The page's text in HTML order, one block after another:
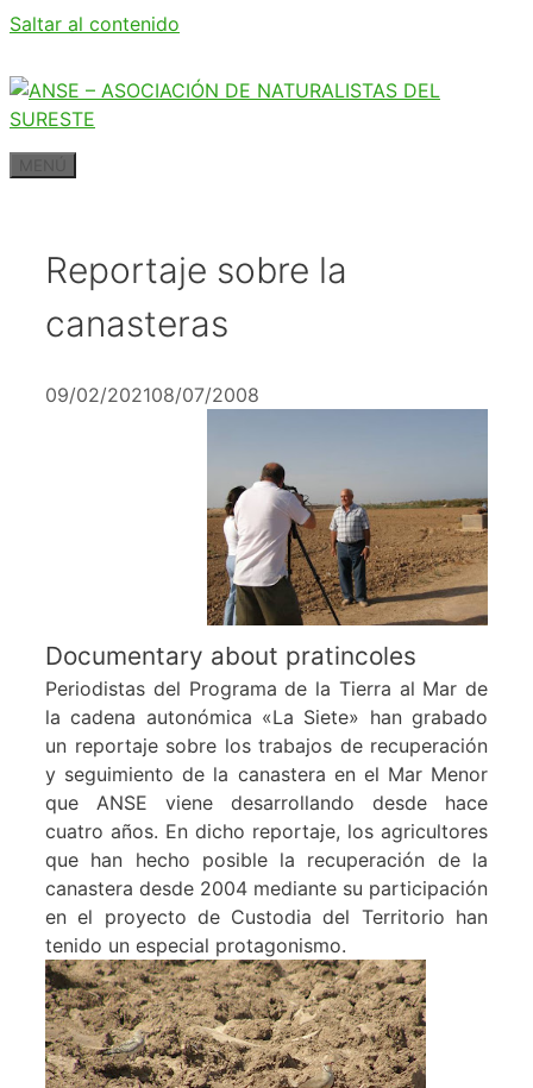
Saltar al contenido
Reportaje sobre la
canasteras
09/02/202108/07/2008
Documentary about pratincoles
Periodistas del Programa de la Tierra al Mar de
la cadena autonómica «La Siete» han grabado
un reportaje sobre los trabajos de recuperación
y seguimiento de la canastera en el Mar Menor
que ANSE viene desarrollando desde hace
cuatro años. En dicho reportaje, los agricultores
que han hecho posible la recuperación de la
canastera desde 2004 mediante su participación
en el proyecto de Custodia del Territorio han
tenido un especial protagonismo.